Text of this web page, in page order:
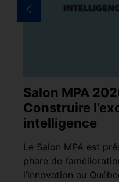
Salon MPA
Construire
intelligence
Le Salon MPA est
phare de
l’innovation au